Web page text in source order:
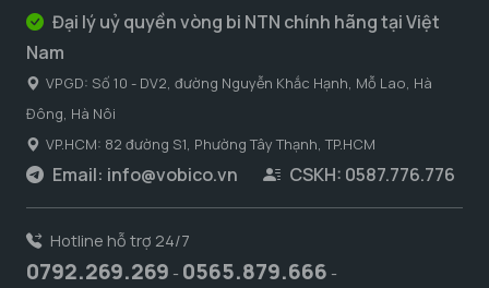
Đại lý uỷ quyền vòng bi NTN chính hãng tại Việt
Nam
VPGD: Số 10 - DV2, đường Nguyễn Khắc Hạnh, Mỗ Lao, Hà
Đông, Hà Nôi
VP.HCM: 82 đường S1, Phường Tây Thạnh, TP.HCM
Email: info@vobico.vn CSKH: 0587.776.776
Hotline hỗ trợ 24/7
0792.269.269 - 0565.879.666 -